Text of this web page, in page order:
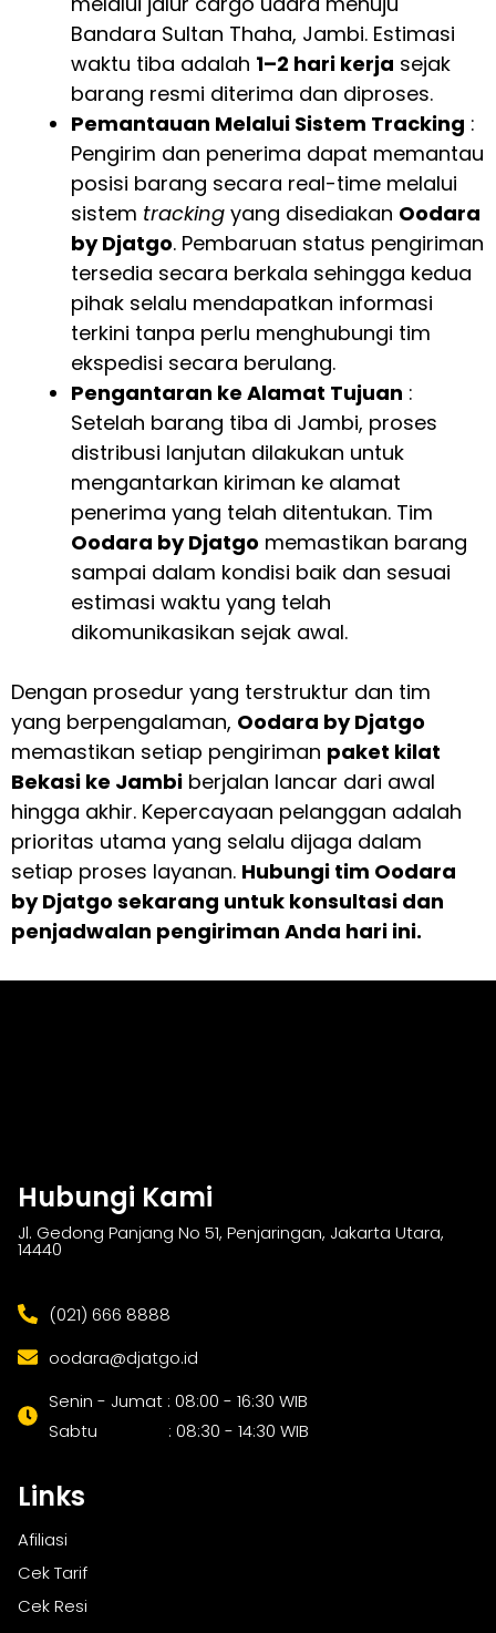
Bandara Sultan Thaha, Jambi. Estimasi
waktu tiba adalah 1–2 hari kerja sejak
barang resmi diterima dan diproses.
Pemantauan Melalui Sistem Tracking :
Pengirim dan penerima dapat memantau
posisi barang secara real-time melalui
sistem tracking yang disediakan Oodara
by Djatgo. Pembaruan status pengiriman
tersedia secara berkala sehingga kedua
pihak selalu mendapatkan informasi
terkini tanpa perlu menghubungi tim
ekspedisi secara berulang.
Pengantaran ke Alamat Tujuan :
Setelah barang tiba di Jambi, proses
distribusi lanjutan dilakukan untuk
mengantarkan kiriman ke alamat
penerima yang telah ditentukan. Tim
Oodara by Djatgo memastikan barang
sampai dalam kondisi baik dan sesuai
estimasi waktu yang telah
dikomunikasikan sejak awal.
Dengan prosedur yang terstruktur dan tim
yang berpengalaman, Oodara by Djatgo
memastikan setiap pengiriman paket kilat
Bekasi ke Jambi berjalan lancar dari awal
hingga akhir. Kepercayaan pelanggan adalah
prioritas utama yang selalu dijaga dalam
setiap proses layanan. Hubungi tim Oodara
by Djatgo sekarang untuk konsultasi dan
penjadwalan pengiriman Anda hari ini.
Hubungi Kami
Jl. Gedong Panjang No 51, Penjaringan, Jakarta Utara,
14440
(021) 666 8888
oodara@djatgo.id
Senin - Jumat : 08:00 - 16:30 WIB
Sabtu : 08:30 - 14:30 WIB
Links
Afiliasi
Cek Tarif
Cek Resi